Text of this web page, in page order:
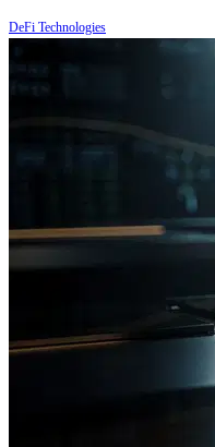
DeFi Technologies